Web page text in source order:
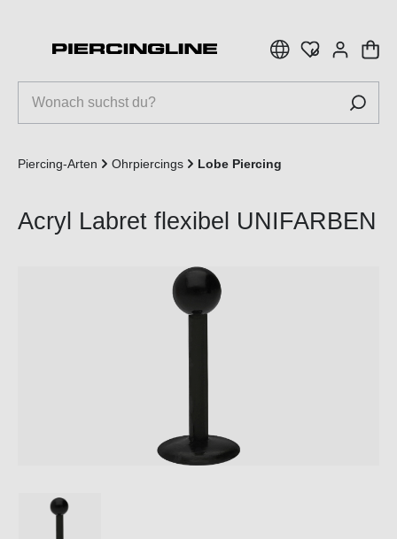
Piercing-Arten Ohrpiercings Lobe Piercing
Acryl Labret flexibel UNIFARBEN